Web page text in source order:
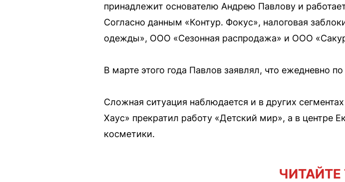
принадлежит основателю Андрею Павлову и
Согласно данным «Контур. Фокус», налоговая
одежды», ООО «Сезонная распродажа» и ООО
В марте этого года Павлов заявлял, что ежедневно
Сложная ситуация наблюдается и в других
Хаус» прекратил работу «Детский мир», а в центре
косметики.